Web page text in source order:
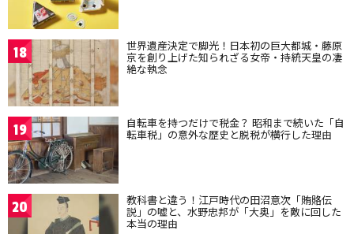
18 世界遺産決定で脚光！日本初の巨大都城・藤原
京を創り上げた知られざる女帝・持統天皇の凄
絶な執念
19 自転車を持つだけで税金？ 昭和まで続いた「自
転車税」の意外な歴史と脱税が横行した理由
20 教科書と違う！江戸時代の田沼意次「賄賂伝
説」の嘘と、水野忠邦が「大奥」を敵に回した
本当の理由